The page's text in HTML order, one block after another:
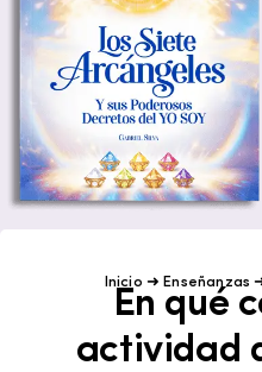
Inicio ➜ Enseñanzas
En qué
actividad